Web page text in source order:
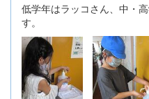
低学年はラッコさん、中・
す。